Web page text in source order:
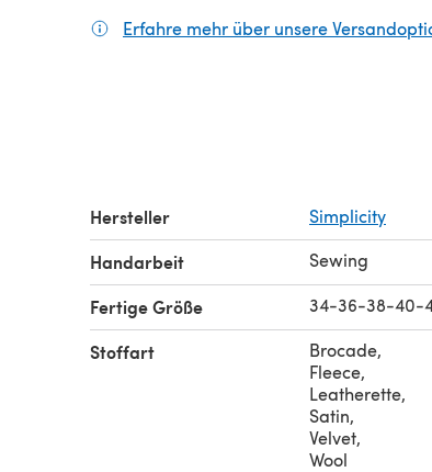
Erfahre mehr über unsere
Hersteller Simplicity
Handarbeit Sewing
Fertige Größe 34-36-38-40-
Stoffart Brocade,
Fleece,
Leatherette,
Satin,
Velvet,
Wool